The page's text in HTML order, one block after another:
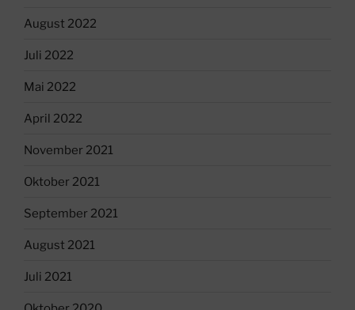
August 2022
Juli 2022
Mai 2022
April 2022
November 2021
Oktober 2021
September 2021
August 2021
Juli 2021